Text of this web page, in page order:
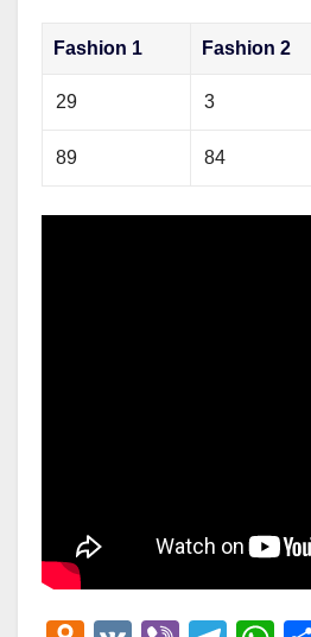
Fashion 1 Fashion 2
29 3
89 84